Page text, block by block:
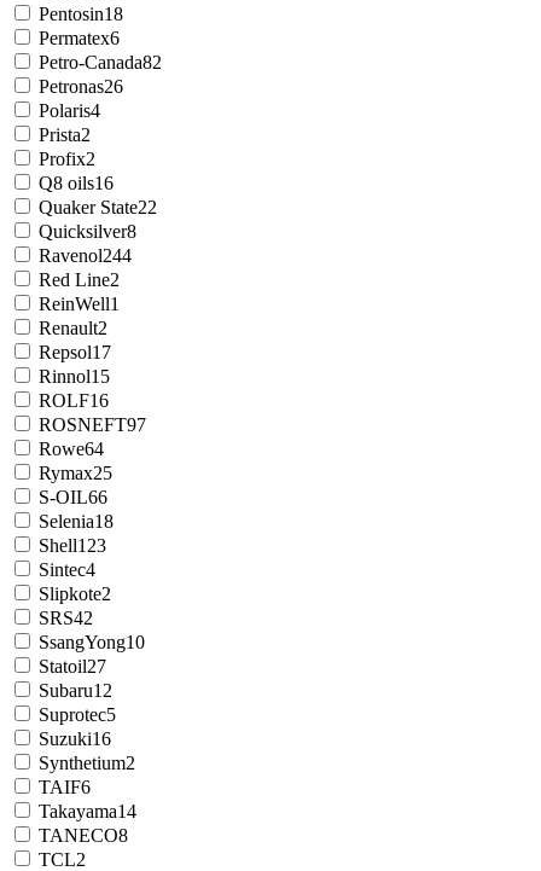
Pentosin18
Permatex6
Petro-Canada82
Petronas26
Polaris4
Prista2
Profix2
Q8 oils16
Quaker State22
Quicksilver8
Ravenol244
Red Line2
ReinWell1
Renault2
Repsol17
Rinnol15
ROLF16
ROSNEFT97
Rowe64
Rymax25
S-OIL66
Selenia18
Shell123
Sintec4
Slipkote2
SRS42
SsangYong10
Statoil27
Subaru12
Suprotec5
Suzuki16
Synthetium2
TAIF6
Takayama14
TANECO8
TCL2